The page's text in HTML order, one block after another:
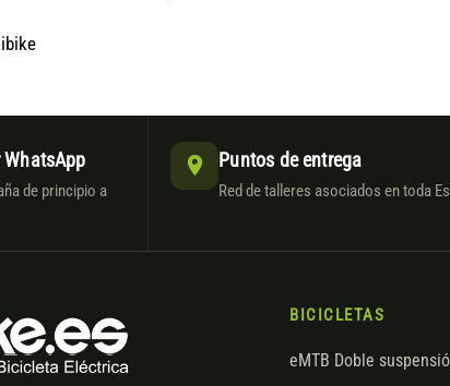
de principio a
Puntos de entrega
Red de talleres asociados en toda
BICICLETAS
eMTB Doble